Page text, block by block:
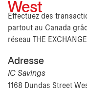
West
Effectuez des
partout au Canada
réseau THE
Adresse
IC Savings
1168 Dundas Street